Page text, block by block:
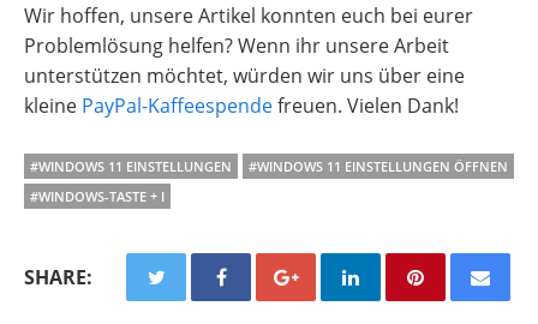
Wir hoffen, unsere Artikel konnten euch bei eurer
Problemlösung helfen? Wenn ihr unsere Arbeit
unterstützen möchtet, würden wir uns über eine
kleine PayPal-Kaffeespendefreuen. Vielen Dank!
#WINDOWS 11 EINSTELLUNGEN
#WINDOWS 11 EINSTELLUNGEN ÖFFNEN
#WINDOWS-TASTE + I
SHARE: